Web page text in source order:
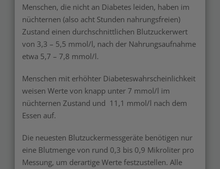
Menschen, die nicht an Diabetes leiden, haben im
nüchternen (also acht Stunden nahrungsfreien)
Zustand einen durchschnittlichen Blutzuckerwert
von 3,3 – 5,5 mmol/l, nach der Nahrungsaufnahme
etwa 5,7 – 7,8 mmol/l.
Menschen mit erhöhter Diabeteswahrscheinlichkeit
weisen Werte von knapp unter 7 mmol/l im
nüchternen Zustand und 11,1 mmol/l nach dem
Essen auf.
Die neuesten Blutzuckermessgeräte benötigen nur
eine Blutmenge von rund 0,3 bis 0,9 Mikroliter pro
Messung, um derartige Werte festzustellen. Alle